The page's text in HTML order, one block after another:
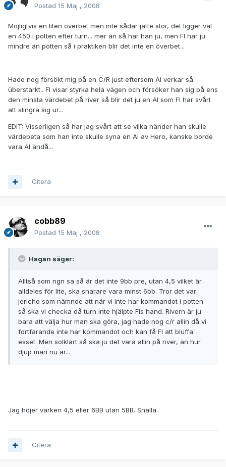
Postad 15 Maj , 2008
Möjligtvis en liten överbet men inte sådär jätte stor, det ligger väl
en 450 i potten efter turn... mer än så har han ju, men FI har ju
mindre än potten så i praktiken blir det inte en överbet...
Hade nog försökt mig på en C/R just eftersom AI verkar så
überstarkt.. FI visar styrka hela vägen och försöker han sig på ens
den minsta värdebet på river så blir det ju en AI som FI har svårt
att slingra sig ur...
EDIT: Visserligen så har jag svårt att se vilka händer han skulle
värdebeta som han inte skulle syna en AI av Hero, kanske borde
vara AI ändå...
Citera
cobb89
Postad 15 Maj , 2008
Hagan säger:
Alltså som ngn sa så är det inte 9bb pre, utan 4,5 vilket är
alldeles för lite, ska snarare vara minst 6bb. Tror det var
jericho som nämnde att när vi inte har kommandot i potten
så ska vi checka då turn inte hjälpte FIs hand. Rivern är ju
bara att välja hur man ska göra, jag hade nog c/r allin då vi
fortfarande inte har kommandot och kan få FI att bluffa
esset. Men solklart så ska ju det vara allin på river, än hur
djup man nu är...
Jag höjer varken 4,5 eller 6BB utan 5BB. Snälla.
Citera